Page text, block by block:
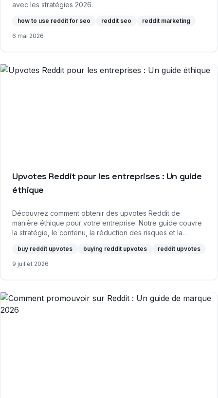
avec les stratégies 2026.
how to use reddit for seo reddit seo reddit marketing
6 mai 2026
Upvotes Reddit pour les entreprises : Un guide
éthique
Découvrez comment obtenir des upvotes Reddit de
manière éthique pour votre entreprise. Notre guide couvre
la stratégie, le contenu, la réduction des risques et la
buy reddit upvotes buying reddit upvotes reddit upvotes
9 juillet 2026